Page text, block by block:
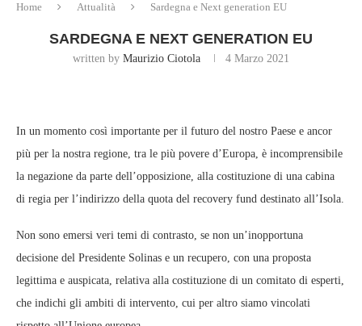
Home Attualità Sardegna e Next generation EU
SARDEGNA E NEXT GENERATION EU
written by Maurizio Ciotola 4 Marzo 2021
In un momento così importante per il futuro del nostro Paese e ancor
più per la nostra regione, tra le più povere d’Europa, è incomprensibile
la negazione da parte dell’opposizione, alla costituzione di una cabina
di regia per l’indirizzo della quota del recovery fund destinato all’Isola.
Non sono emersi veri temi di contrasto, se non un’inopportuna
decisione del Presidente Solinas e un recupero, con una proposta
legittima e auspicata, relativa alla costituzione di un comitato di esperti,
che indichi gli ambiti di intervento, cui per altro siamo vincolati